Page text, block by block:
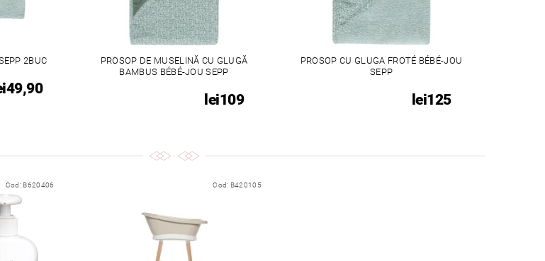
2BUC
PROSOP DE MUSELINĂ CU GLUGĂ
BAMBUS BÉBÉ-JOU SEPP
lei109
PROSOP CU GLUGA FROTÉ BÉBÉ-JOU
SEPP
lei125
Cod: B620406 Cod: B420105